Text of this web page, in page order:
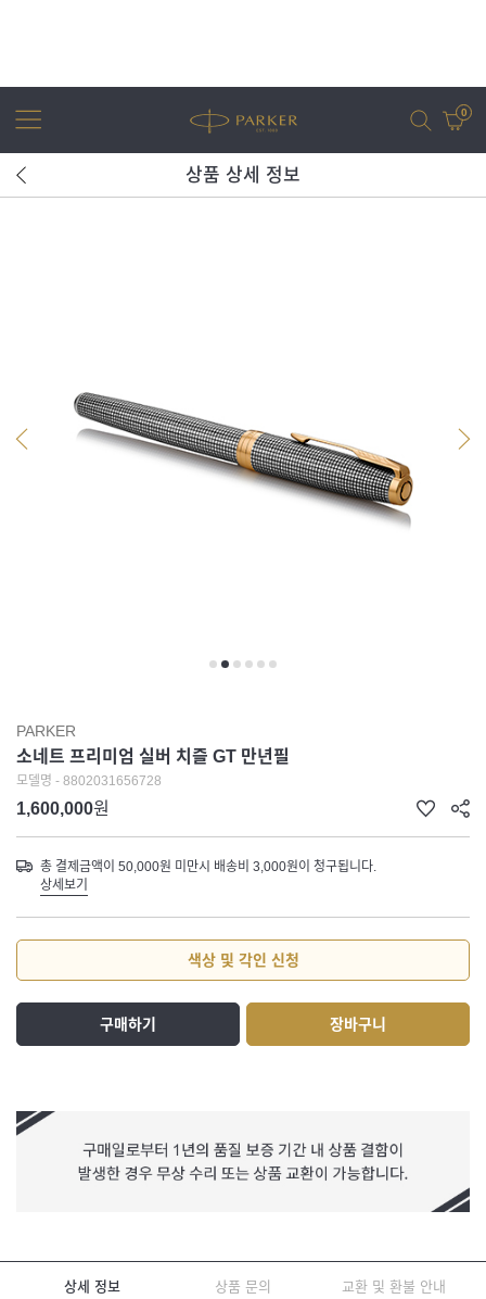
0
상품 상세 정보
PARKER
소네트 프리미엄 실버 치즐 GT 만년필
모델명 - 8802031656728
1,600,000원
총 결제금액이 50,000원 미만시 배송비 3,000원이 청구됩니다.
상세보기
색상 및 각인 신청
구매하기 장바구니
상세 정보 상품 문의 교환 및 환불 안내